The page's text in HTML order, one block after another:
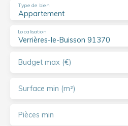
Appartement
Type de bien
Verrières-le-Buisson 91370
Localisation
Budget max (€)
Surface min (m²)
Pièces min